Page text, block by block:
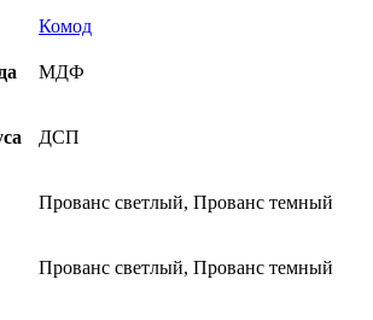
Комод
МДФ
ДСП
Прованс светлый, Прованс темный
Прованс светлый, Прованс темный